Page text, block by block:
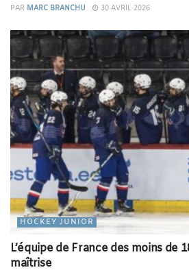
PAR MARC BRANCHU 30 AVRIL 2026
HOCKEY JUNIOR
L’équipe de France des moins de
maîtrise